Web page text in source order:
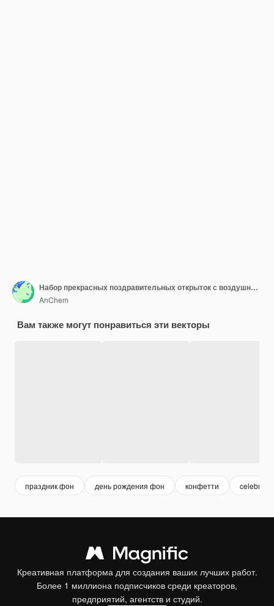
Набор прекрасных поздравительных открыток с воздушными шарами и типографским дизайном
AnChem
Вам также могут понравиться эти векторы
праздник фон день рождения фон конфетти
Креативная платформа для создания ваших лучших работ.
Более 1 миллиона подписчиков среди креаторов,
предприятий, агентств и студий.